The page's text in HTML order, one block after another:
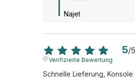
Najet
5/5
Verifizierte Bewertung
Schnelle Lieferung, Konsole